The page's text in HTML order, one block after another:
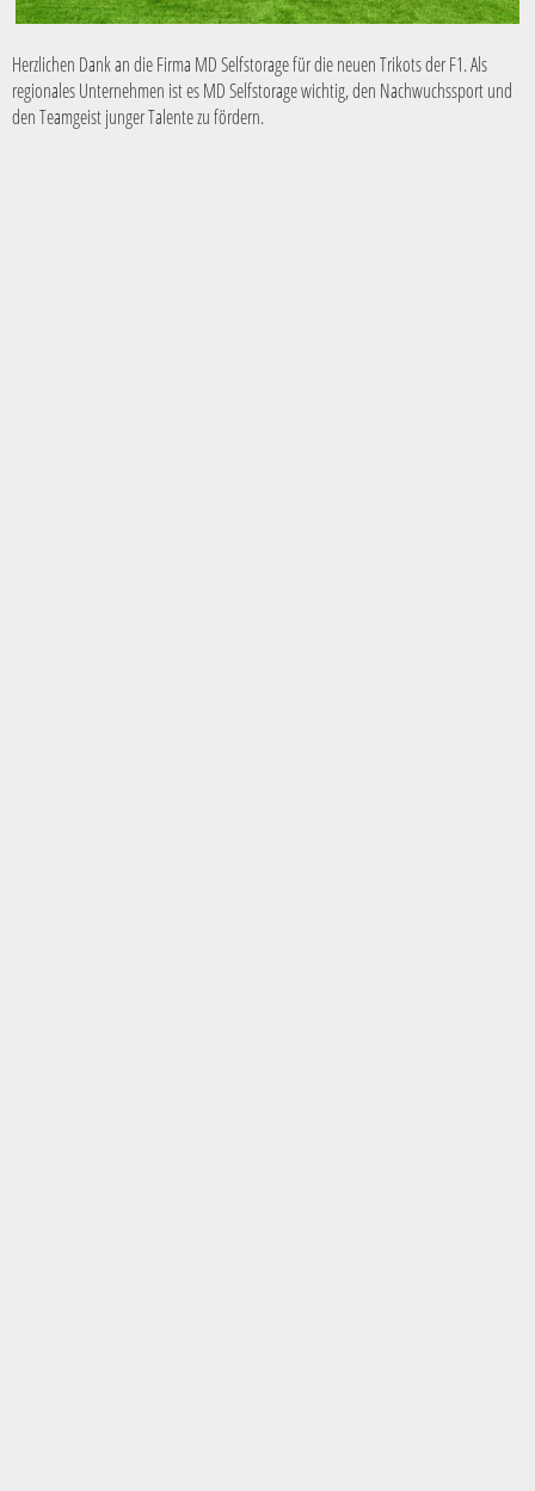
Herzlichen Dank an die Firma MD Selfstorage für die neuen Trikots der F1. Als
regionales Unternehmen ist es MD Selfstorage wichtig, den Nachwuchssport und
den Teamgeist junger Talente zu fördern.